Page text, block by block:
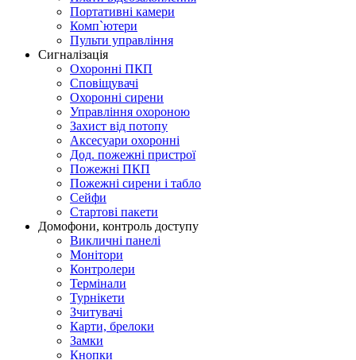
Портативні камери
Комп`ютери
Пульти управління
Сигналізація
Охоронні ПКП
Сповіщувачі
Охоронні сирени
Управління охороною
Захист від потопу
Аксесуари охоронні
Дод. пожежні пристрої
Пожежні ПКП
Пожежні сирени і табло
Сейфи
Стартові пакети
Домофони, контроль доступу
Викличні панелі
Монітори
Контролери
Термінали
Турнікети
Зчитувачі
Карти, брелоки
Замки
Кнопки